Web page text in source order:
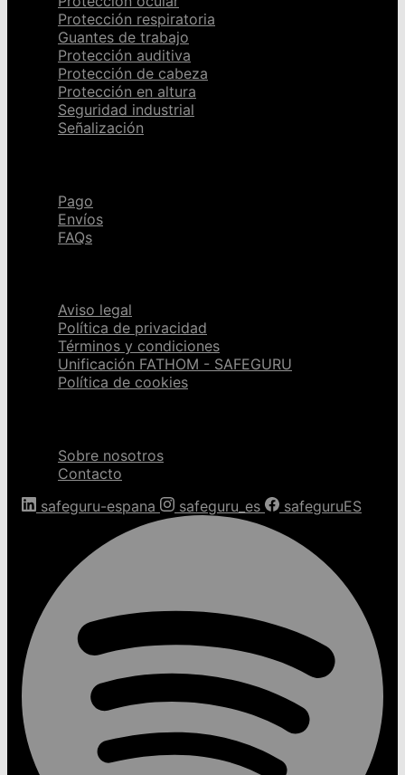
Protección respiratoria
Guantes de trabajo
Protección auditiva
Protección de cabeza
Protección en altura
Seguridad industrial
Señalización
Pago
Envíos
FAQs
Aviso legal
Política de privacidad
Términos y condiciones
Unificación FATHOM - SAFEGURU
Política de cookies
Sobre nosotros
Contacto
safeguru-espana
safeguru_es safeguruES